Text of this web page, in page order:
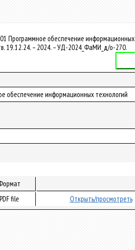
Программное обеспечение информационных
19.12.24. – 2024. – УД-2024_ФаМИ_д/о-270.
обеспечение информационных технологий
PDF file Открыть/просмотреть